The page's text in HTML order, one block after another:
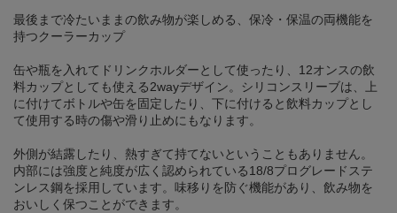
最後まで冷たいままの飲み物が楽しめる、保冷・保温の両機能を
持つクーラーカップ
缶や瓶を入れてドリンクホルダーとして使ったり、12オンスの飲
料カップとしても使える2wayデザイン。シリコンスリーブは、上
に付けてボトルや缶を固定したり、下に付けると飲料カップとし
て使用する時の傷や滑り止めにもなります。
外側が結露したり、熱すぎて持てないということもありません。
内部には強度と純度が広く認められている18/8プログレードステ
ンレス鋼を採用しています。味移りを防ぐ機能があり、飲み物を
おいしく保つことができます。